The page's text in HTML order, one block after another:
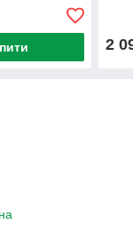
2